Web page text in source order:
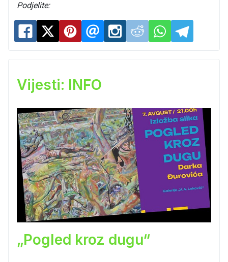
Podjelite:
Vijesti: INFO
„Pogled kroz dugu“